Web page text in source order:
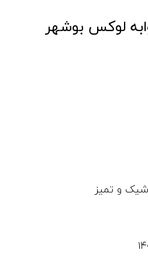
لوکس بوشهر
شیک و تمیز